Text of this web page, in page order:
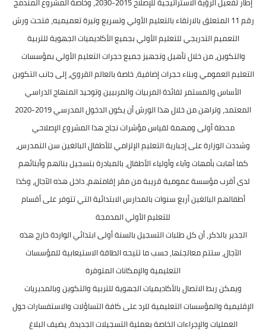
رقم 11 المتعلق بالارتقاء بالتعليم الأولي وتسريع وتيرة تعميميه، فتحت ورش
التعميم التدريجي للتعليم الأولي بجميع الأكاديميات الجهوية للتربية
والتكوين، من خلال تأهيل وتجهيز جميع حجرات التعليم الأولي بمؤسسات
التعليم العمومي وبناء حجرات إضافية، خاصة بالعالم القروي، إلى جانب التكوين
الأساس والمستمر لفائدة المربيات والمربيين وتوحيد المنهاج الدراسي
المعتمد، وتراهن من خلال هذا الورش أن يكون الدخول المدرسي 2019-2020
محطة أولى ومهمة لقياس مؤشرات نجاح هذا المشروع الإصلاحي
وشددت الوزارة على إجبارية التعليم الإلزامي للأطفال البالغين سن التمدرس،
كما أهابت بأمهات وآباء وأولياء الأطفال، بالمبادرة بتسجيل بناتهم وأبنائهم
لدى أقرب مؤسسة عمومية قريبة من مقر إقامتهم، داخل هذه الآجال، وكذا
أطفالهم البالغين أربع سنوات بالمدارس الابتدائية التي تتوفر على أقسام
للتعليم الأولي المدمجة
الجدير بالذكر، أن كل طلبات التسجيل بالسنة أولى ابتدائي الواردة خارج هذه
الآجال، ستتم معالجتها، حسب ما تتيحه الطاقة الاستيعابية للمؤسسات
التعليمية والإمكانات المتوفرة
ويمكن ربط الاتصال بالأكاديميات الجهوية للتربية والتكوين وبالمديريات
الإقليمية والمؤسسات التعليمية للرد على كافة التساؤلات والاستفسارات حول
العمليات والإجراءات الخاصة بعملية التسجيلات الجديدة، يضيف البلاغ